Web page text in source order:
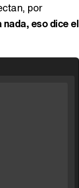
por
nada, eso dice el